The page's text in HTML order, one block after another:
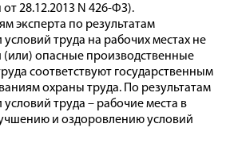
28.12.2013 N 426-ФЗ).
эксперта по результатам
труда на рабочих местах не
опасные производственные
соответствуют государственным
охраны труда. По результатам
труда – рабочие места в
и оздоровлению условий